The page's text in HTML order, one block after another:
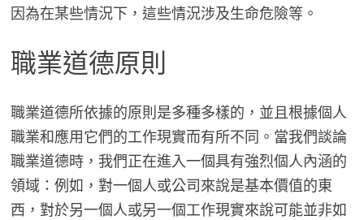
因為在某些情況下，這些情況涉及生命危險等。
職業道德原則
職業道德所依據的原則是多種多樣的，並且根據個人
職業和應用它們的工作現實而有所不同。當我們談論
職業道德時，我們正在進入一個具有強烈個人內涵的
領域：例如，對一個人或公司來說是基本價值的東
西，對於另一個人或另一個工作現實來說可能並非如